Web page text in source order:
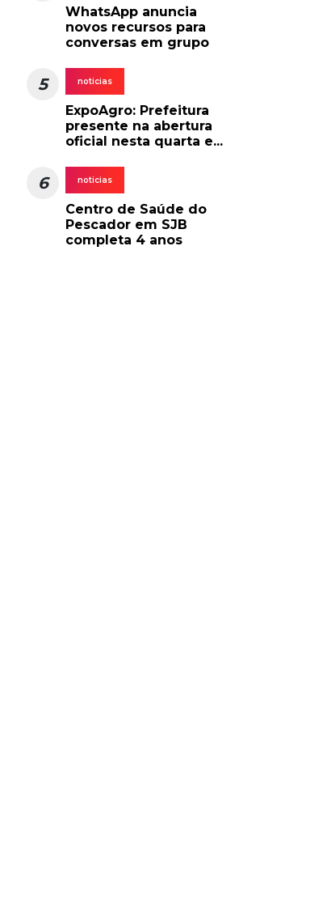
WhatsApp anuncia
novos recursos para
conversas em grupo
5 noticias
ExpoAgro: Prefeitura
presente na abertura
oficial nesta quarta e...
6 noticias
Centro de Saúde do
Pescador em SJB
completa 4 anos